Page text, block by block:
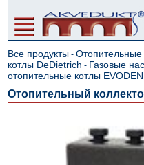
Все продукты -Отопительные
котлы DeDietrich - Газовые
отопительные котлы
Отопительный